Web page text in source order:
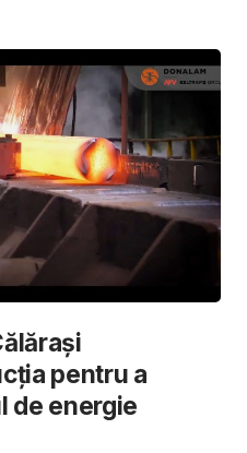
pentru a
de energie